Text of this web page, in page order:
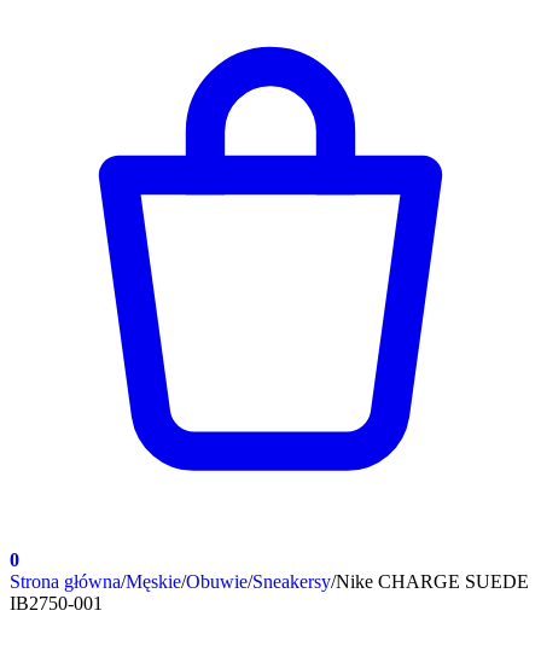
0
Strona główna/Męskie/Obuwie/Sneakersy/Nike CHARGE SUEDE
IB2750-001